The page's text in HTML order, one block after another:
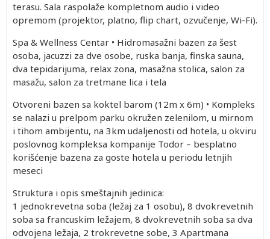
terasu. Sala raspolaže kompletnom audio i video
opremom (projektor, platno, flip chart, ozvučenje, Wi-Fi).
Spa & Wellness Centar • Hidromasažni bazen za šest
osoba, jacuzzi za dve osobe, ruska banja, finska sauna,
dva tepidarijuma, relax zona, masažna stolica, salon za
masažu, salon za tretmane lica i tela
Otvoreni bazen sa koktel barom (12m x 6m) • Kompleks
se nalazi u prelpom parku okružen zelenilom, u mirnom
i tihom ambijentu, na 3km udaljenosti od hotela, u okviru
poslovnog kompleksa kompanije Todor – besplatno
korišćenje bazena za goste hotela u periodu letnjih
meseci
Struktura i opis smeštajnih jedinica:
1 jednokrevetna soba (ležaj za 1 osobu), 8 dvokrevetnih
soba sa francuskim ležajem, 8 dvokrevetnih soba sa dva
odvojena ležaja, 2 trokrevetne sobe, 3 Apartmana